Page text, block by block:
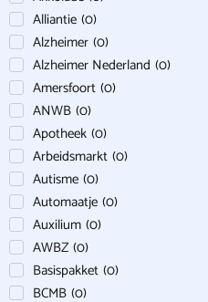
Alliantie (0)
Alzheimer (0)
Alzheimer Nederland (0)
Amersfoort (0)
ANWB (0)
Apotheek (0)
Arbeidsmarkt (0)
Autisme (0)
Automaatje (0)
Auxilium (0)
AWBZ (0)
Basispakket (0)
BCMB (0)